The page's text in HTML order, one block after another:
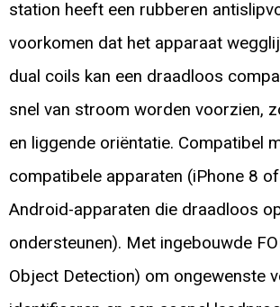
station heeft een rubberen
voorkomen dat het apparaat
dual coils kan een draadloos
snel van stroom worden voorzien,
en liggende oriëntatie. Compatibel
compatibele apparaten (iPhone 8
Android-apparaten die draadloos
ondersteunen). Met ingebouwde
Object Detection) om ongewenste